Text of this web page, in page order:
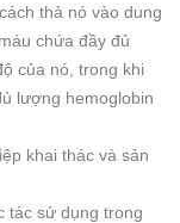
thả nó vào dung
chứa đầy đủ
của nó, trong khi
lượng hemoglobin
khai thác và sản
tác sử dụng trong